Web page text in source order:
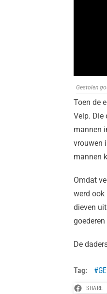
Gestolen
Toen de
Velp. Die
mannen
vrouwen
mannen
Omdat
werd ook
dieven
De
Tag:
SHARE